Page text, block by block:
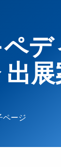
デ
出
ページ